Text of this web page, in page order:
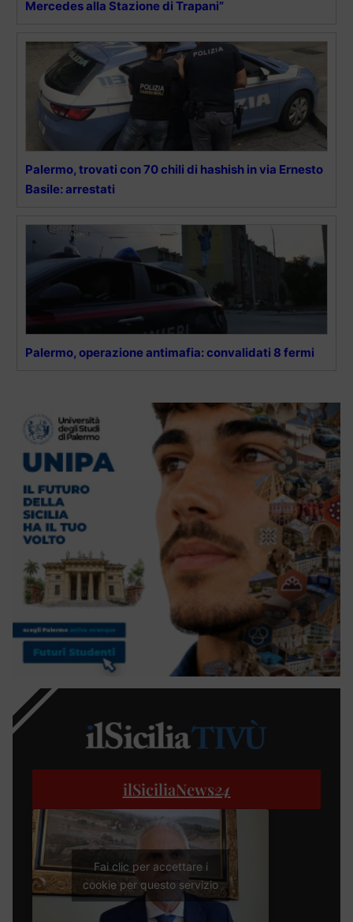
Mercedes alla Stazione di Trapani”
Palermo, trovati con 70 chili di hashish in via Ernesto
Basile: arrestati
Palermo, operazione antimafia: convalidati 8 fermi
ilSiciliaNews24
Fai clic per accettare i
cookie per questo servizio